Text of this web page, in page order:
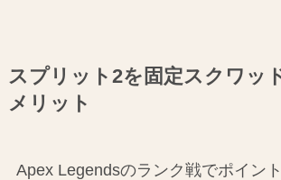
スプリット2を固定スクワッ
メリット
Apex Legendsのランク戦でポイン